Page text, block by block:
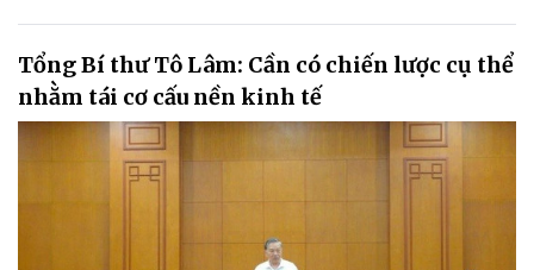
Tổng Bí thư Tô Lâm: Cần có chiến lược cụ thể
nhằm tái cơ cấu nền kinh tế